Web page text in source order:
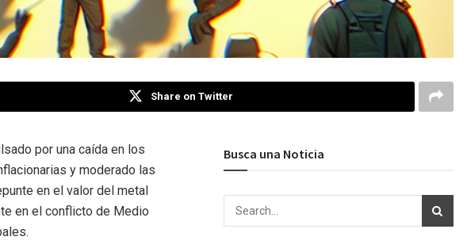
Share on Twitter
por una caída en los
y moderado las
en el valor del metal
en el conflicto de Medio
Busca una Noticia